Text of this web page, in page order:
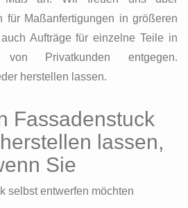
für Maßanfertigungen in größeren
Aufträge für einzelne Teile in
Privatkunden entgegen.
herstellen lassen.
Fassadenstuck
lassen,
Sie
selbst entwerfen möchten